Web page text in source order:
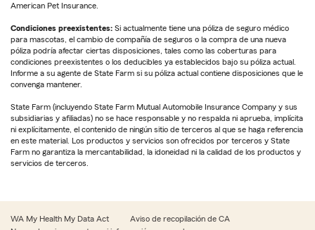
American Pet Insurance.
Condiciones preexistentes: Si actualmente tiene una póliza de seguro médico
para mascotas, el cambio de compañía de seguros o la compra de una nueva
póliza podría afectar ciertas disposiciones, tales como las coberturas para
condiciones preexistentes o los deducibles ya establecidos bajo su póliza actual.
Informe a su agente de State Farm si su póliza actual contiene disposiciones que le
convenga mantener.
State Farm (incluyendo State Farm Mutual Automobile Insurance Company y sus
subsidiarias y afiliadas) no se hace responsable y no respalda ni aprueba, implícita
ni explícitamente, el contenido de ningún sitio de terceros al que se haga referencia
en este material. Los productos y servicios son ofrecidos por terceros y State
Farm no garantiza la mercantabilidad, la idoneidad ni la calidad de los productos y
servicios de terceros.
WA My Health My Data Act
Aviso de recopilación de CA